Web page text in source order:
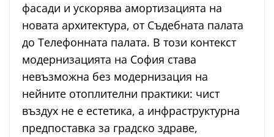
фасади и ускорява амортизацията на
новата архитектура, от Съдебната палата
до Телефонната палата. В този контекст
модернизацията на София става
невъзможна без модернизация на
нейните отоплителни практики: чист
въздух не е естетика, а инфраструктурна
предпоставка за градско здраве,